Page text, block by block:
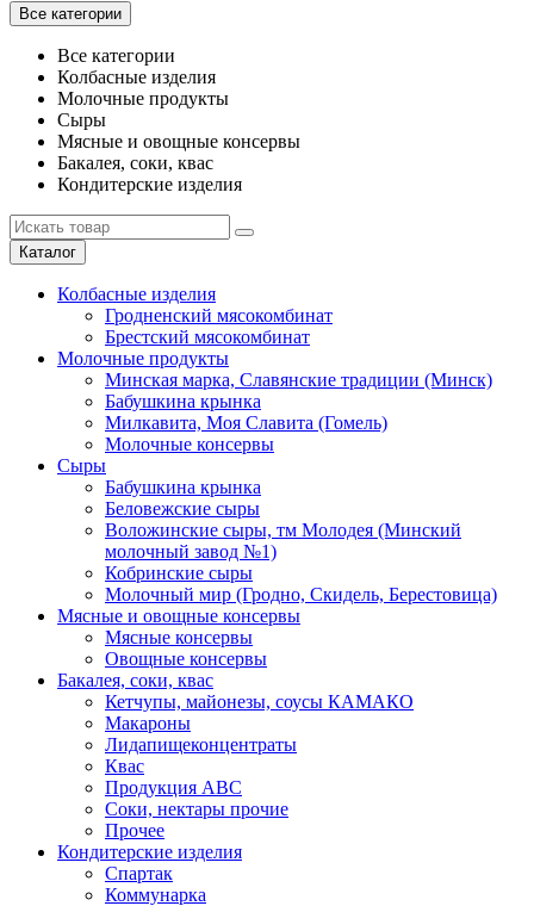
Все категории
Все категории
Колбасные изделия
Молочные продукты
Сыры
Мясные и овощные консервы
Бакалея, соки, квас
Кондитерские изделия
Каталог
Колбасные изделия
Гродненский мясокомбинат
Брестский мясокомбинат
Молочные продукты
Минская марка, Славянские традиции (Минск)
Бабушкина крынка
Милкавита, Моя Славита (Гомель)
Молочные консервы
Сыры
Бабушкина крынка
Беловежские сыры
Воложинские сыры, тм Молодея (Минский
молочный завод №1)
Кобринские сыры
Молочный мир (Гродно, Скидель, Берестовица)
Мясные и овощные консервы
Мясные консервы
Овощные консервы
Бакалея, соки, квас
Кетчупы, майонезы, соусы КАМАКО
Макароны
Лидапищеконцентраты
Квас
Продукция АВС
Соки, нектары прочие
Прочее
Кондитерские изделия
Спартак
Коммунарка